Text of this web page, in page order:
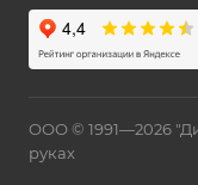
ООО © 1991—2026
руках